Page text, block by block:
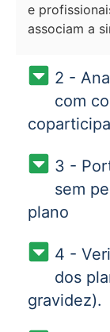
e
associam a
2 -
com
3 -
sem
plano
4 -
dos
gravidez).